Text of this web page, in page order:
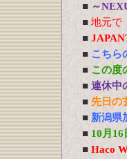
■ ～
■ 地元で
■
■ こちら
■ この度
■ 連休中
■ 先日の
■ 新潟県
■ 10月
■ Haco